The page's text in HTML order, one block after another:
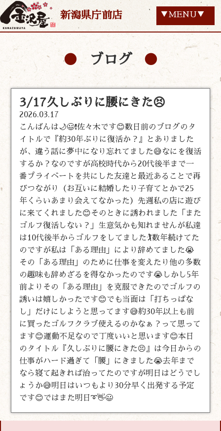
新潟県庁前店 ▼MENU▼
ブログ
3/17久しぶりに腰にきた😣
2026.03.17
こんばんは🌙😃❗佐々木です😊数日前のブログのタ
イトルで『約30年ぶりに復活か？』とありました
が、違う話に夢中になり忘れてました😅なにを復活
するか？なのですが高校時代から20代後半まで一
番プライベートを共にした友達と最近あることで再
びつながり（お互いに結婚したり子育てとかで25
年くらいあまり会えてなかった）先週私の店に遊び
に来てくれました😊そのときに誘われました「また
ゴルフ復活しない？」生意気かも知れませんが私達
は10代後半からゴルフをしてました🏌️数年続けてた
のですが私は「ある理由」により辞めてました😭
その「ある理由」のために仕事を変えたり他の多数
の趣味も辞めざるを得なかったのです😭しかし5年
前よりその「ある理由」を克服できたのでゴルフの
誘いは嬉しかったです😊でも当面は「打ちっぱな
し」だけにしようと思ってます😅約30年以上も前
に買ったゴルフクラブ使えるのかなぁ？って思って
ます😊運動不足なので丁度いいと思います😊本日
のタイトル『久しぶりに腰にきた😣』は今日からの
仕事がハード過ぎて「腰」にきました😭去年まで
なら寝て起きれば治ってたのですが明日はどうでし
ょうか😅明日はいつもより30分早く出発する予定
です😊ではまた明日➰👋😃